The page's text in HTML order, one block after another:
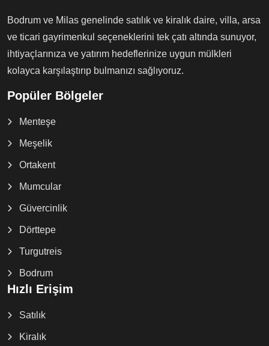
Bodrum ve Milas genelinde satılık ve kiralık daire, villa, arsa
ve ticari gayrimenkul seçeneklerini tek çatı altında sunuyor,
ihtiyaçlarınıza ve yatırım hedeflerinize uygun mülkleri
kolayca karşılaştırıp bulmanızı sağlıyoruz.
Popüler Bölgeler
Menteşe
Meşelik
Ortakent
Mumcular
Güvercinlik
Dörttepe
Turgutreis
Bodrum
Hızlı Erişim
Satılık
Kiralık